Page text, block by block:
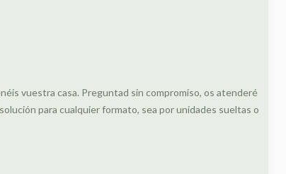
vuestra casa. Preguntad sin compromiso, os atenderé
para cualquier formato, sea por unidades sueltas o